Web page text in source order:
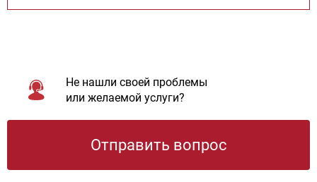
Не нашли своей проблемы
или желаемой услуги?
Отправить вопрос